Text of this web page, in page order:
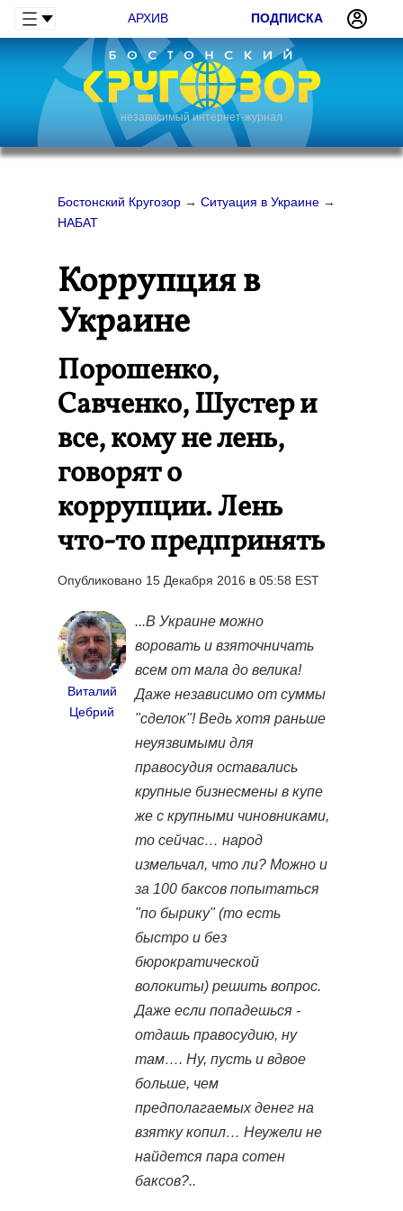
АРХИВ ПОДПИСКА
независимый интернет-журнал
Бостонский Кругозор → Ситуация в Украине →
НАБАТ
Коррупция в
Украине
Порошенко,
Савченко, Шустер и
все, кому не лень,
говорят о
коррупции. Лень
что-то предпринять
Опубликовано 15 Декабря 2016 в 05:58 EST
Виталий
Цебрий
...В Украине можно
воровать и взяточничать
всем от мала до велика!
Даже независимо от суммы
"сделок"! Ведь хотя раньше
неуязвимыми для
правосудия оставались
крупные бизнесмены в купе
же с крупными чиновниками,
то сейчас… народ
измельчал, что ли? Можно и
за 100 баксов попытаться
"по бырику" (то есть
быстро и без
бюрократической
волокиты) решить вопрос.
Даже если попадешься -
отдашь правосудию, ну
там…. Ну, пусть и вдвое
больше, чем
предполагаемых денег на
взятку копил… Неужели не
найдется пара сотен
баксов?..